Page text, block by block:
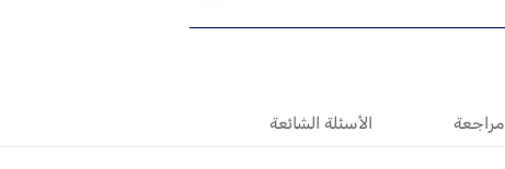
مراجعة الأسئلة الشائعة